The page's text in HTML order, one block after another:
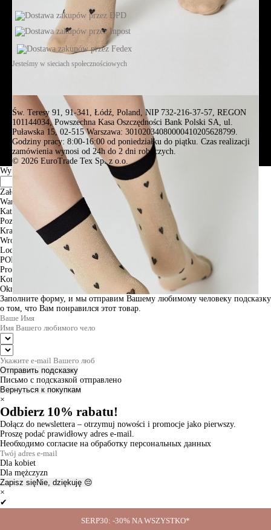
SERP30: -30% NA WSZYSTKO*
Jesteśmy w sieciach społecznościowych
Św. Teresy 91, 91-341, Łódź, Poland, NIP 732-216-37-57, REGON
101144034, Powszechna Kasa Oszczędności Bank Polski SA, ul.
Puławska 15, 02-515 Warszawa: 30102034080000410205628799.
Godziny pracy: 8:00-16:00 od poniedziałku do piątku. Czas realizacji
zamówienia wynosi od 24h do 2 dni roboczych.
© 2026 EuroTrade Tex Sp. z o.o.
Wybierz miasta
Założenia
Warszawa
Katowice
Poznan
Krakow
Wroclaw
Lodz
PODGLĄD
Produkt w koszyku
Kontynuuj zakupy
ZAMÓWIENIE
Okno informacyjne
Заполните форму, и мы отправим Вашему любимому человеку подсказку
о том, что Вам понравился этот товар.
Отправить подсказку
Письмо с подсказкой отправлено
Вернуться к покупкам
×
Odbierz 10% rabatu!
Dołącz do newslettera – otrzymuj nowości i promocje jako pierwszy.
Proszę podać prawidłowy adres e-mail.
Необходимо согласие на обработку персональных данных
Dla kobiet
Dla mężczyzn
Zapisz sięNie, dziękuję 😔
×
✔
Thanks for the subscription!